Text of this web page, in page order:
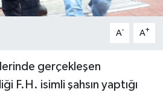
A- A+
gerçekleşen
F.H. isimli şahsın yaptığı